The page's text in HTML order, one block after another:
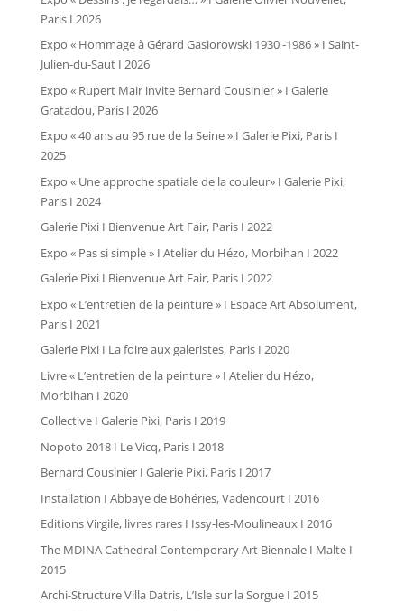
Paris I 2026
Expo « Hommage à Gérard Gasiorowski 1930 -1986 » I Saint-
Julien-du-Saut I 2026
Expo « Rupert Mair invite Bernard Cousinier » I Galerie
Gratadou, Paris I 2026
Expo « 40 ans au 95 rue de la Seine » I Galerie Pixi, Paris I
2025
Expo « Une approche spatiale de la couleur» I Galerie Pixi,
Paris I 2024
Galerie Pixi I Bienvenue Art Fair, Paris I 2022
Expo « Pas si simple » I Atelier du Hézo, Morbihan I 2022
Galerie Pixi I Bienvenue Art Fair, Paris I 2022
Expo « L’entretien de la peinture » I Espace Art Absolument,
Paris I 2021
Galerie Pixi I La foire aux galeristes, Paris I 2020
Livre « L’entretien de la peinture » I Atelier du Hézo,
Morbihan I 2020
Collective I Galerie Pixi, Paris I 2019
Nopoto 2018 I Le Vicq, Paris I 2018
Bernard Cousinier I Galerie Pixi, Paris I 2017
Installation I Abbaye de Bohéries, Vadencourt I 2016
Editions Virgile, livres rares I Issy-les-Moulineaux I 2016
The MDINA Cathedral Contemporary Art Biennale I Malte I
2015
Archi-Structure Villa Datris, L’Isle sur la Sorgue I 2015